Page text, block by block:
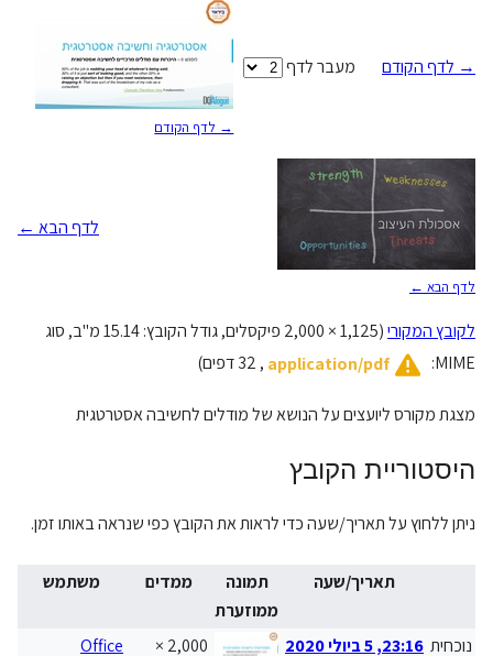
→ לדף הקודם מעבר לדף
→ לדף הקודם
לדף הבא ←
לדף הבא ←
לקובץ המקורי(
2,000 × 1,125
פיקסלים, גודל הקובץ: 15.14 מ"ב, סוג
MIME‏:
application/pdf ‏, 32 דפים)
מצגת מקורס ליועצים על הנושא של מודלים לחשיבה אסטרטגית
היסטוריית הקובץ
ניתן ללחוץ על תאריך/שעה כדי לראות את הקובץ כפי שנראה באותו זמן.
תאריך/שעה
תמונה
ממוזערת
ממדים משתמש
נוכחית 23:16, 5 ביולי 2020
2,000 ×
Office